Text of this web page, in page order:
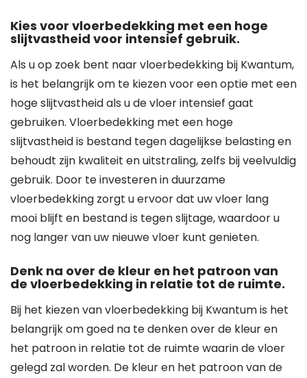
Kies voor vloerbedekking met een hoge
slijtvastheid voor intensief gebruik.
Als u op zoek bent naar vloerbedekking bij Kwantum,
is het belangrijk om te kiezen voor een optie met een
hoge slijtvastheid als u de vloer intensief gaat
gebruiken. Vloerbedekking met een hoge
slijtvastheid is bestand tegen dagelijkse belasting en
behoudt zijn kwaliteit en uitstraling, zelfs bij veelvuldig
gebruik. Door te investeren in duurzame
vloerbedekking zorgt u ervoor dat uw vloer lang
mooi blijft en bestand is tegen slijtage, waardoor u
nog langer van uw nieuwe vloer kunt genieten.
Denk na over de kleur en het patroon van
de vloerbedekking in relatie tot de ruimte.
Bij het kiezen van vloerbedekking bij Kwantum is het
belangrijk om goed na te denken over de kleur en
het patroon in relatie tot de ruimte waarin de vloer
gelegd zal worden. De kleur en het patroon van de